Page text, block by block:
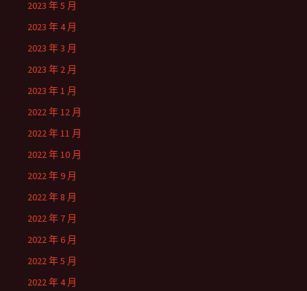
2023 年 5 月
2023 年 4 月
2023 年 3 月
2023 年 2 月
2023 年 1 月
2022 年 12 月
2022 年 11 月
2022 年 10 月
2022 年 9 月
2022 年 8 月
2022 年 7 月
2022 年 6 月
2022 年 5 月
2022 年 4 月